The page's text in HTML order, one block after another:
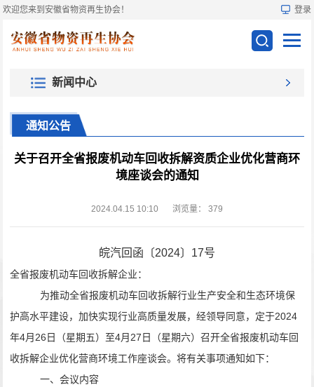
欢迎您来到安徽省物资再生协会！ 登录
新闻中心
通知公告
关于召开全省报废机动车回收拆解资质企业优化营商环
境座谈会的通知
2024.04.15 10:10 浏览量： 379
皖汽回函 〔2024〕 17号
全省报废机动车回收拆解企业：
为推动全省报废机动车回收拆解行业生产安全和生态环境保
护高水平建设，加快实现行业高质量发展，经领导同意，定于2024
年4月 26 日 （星期五） 至4月 27 日 （星期六）召开全省报废机动车回
收拆解企业优化营商环境工作座谈会。将有关事项通知如下：
一、会议内容